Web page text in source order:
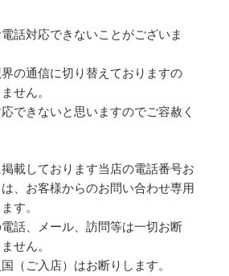
話対応できないことがございま
の通信に切り替えておりますの
せん。
できないと思いますのでご容赦く
載しております当店の電話番号お
、お客様からのお問い合わせ専用
す。
話、メール、訪問等は一切お断
せん。
（ご入店）はお断りします。